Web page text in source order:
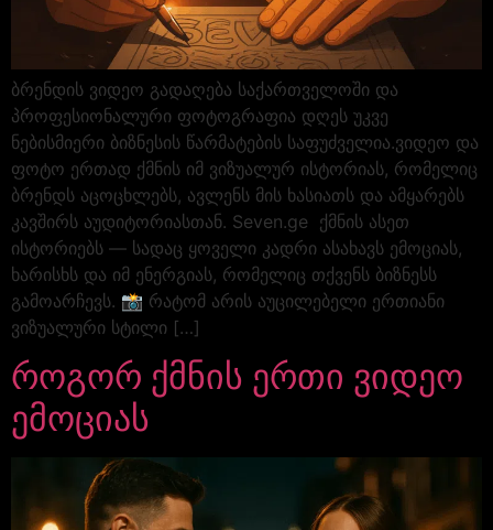
ბრენდის ვიდეო გადაღება საქართველოში და
პროფესიონალური ფოტოგრაფია დღეს უკვე
ნებისმიერი ბიზნესის წარმატების საფუძველია.ვიდეო და
ფოტო ერთად ქმნის იმ ვიზუალურ ისტორიას, რომელიც
ბრენდს აცოცხლებს, ავლენს მის ხასიათს და ამყარებს
კავშირს აუდიტორიასთან. Seven.ge ქმნის ასეთ
ისტორიებს — სადაც ყოველი კადრი ასახავს ემოციას,
ხარისხს და იმ ენერგიას, რომელიც თქვენს ბიზნესს
გამოარჩევს. 📸 რატომ არის აუცილებელი ერთიანი
ვიზუალური სტილი […]
როგორ ქმნის ერთი ვიდეო
ემოციას